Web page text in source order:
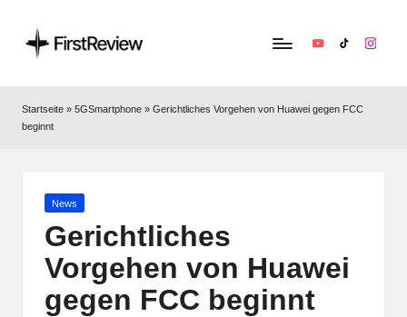
ir
s
Apple,
Smart‑Home,
Kopfhörern
YouTubeTikTok
Startseite » 5GSmartphone » Gerichtliches Vorgehen von Huawei gegen FCC
beginnt
Posted
News
Gerichtliches
Vorgehen von Huawei
gegen FCC beginnt